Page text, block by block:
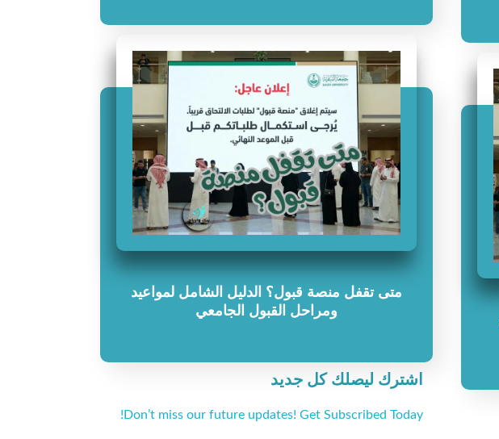
متى تقفل منصة قبول؟ الدليل الشامل لمواعيد
ومراحل القبول الجامعي
اشترك ليصلك كل جديد
Don’t miss our future updates! Get Subscribed Today!